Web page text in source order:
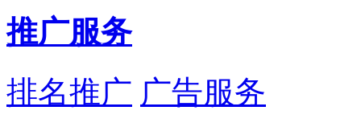
推广服务
排名推广 广告服务